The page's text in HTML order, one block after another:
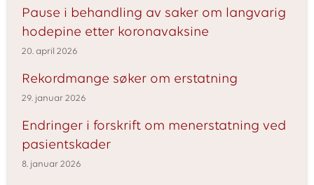
A
k
t
l
e
n
Pause i behandling av saker om langvarig
hodepine etter koronavaksine
20. april 2026
Rekordmange søker om erstatning
29. januar 2026
Endringer i forskrift om menerstatning ved
pasientskader
8. januar 2026